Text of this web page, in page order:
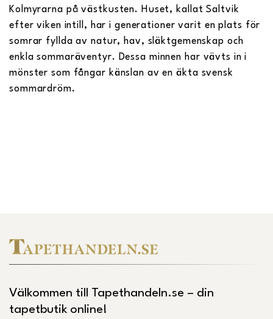
Kolmyrarna på västkusten. Huset, kallat Saltvik
efter viken intill, har i generationer varit en plats för
somrar fyllda av natur, hav, släktgemenskap och
enkla sommaräventyr. Dessa minnen har vävts in i
mönster som fångar känslan av en äkta svensk
sommardröm.
Välkommen till Tapethandeln.se – din
tapetbutik online!